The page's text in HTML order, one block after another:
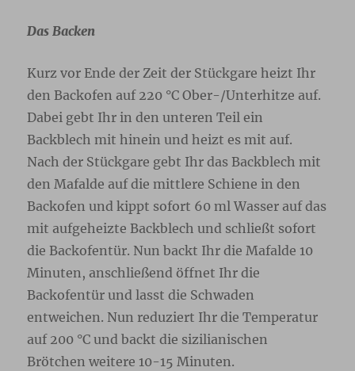
Das Backen
Kurz vor Ende der Zeit der Stückgare heizt Ihr
den Backofen auf 220 °C Ober-/Unterhitze auf.
Dabei gebt Ihr in den unteren Teil ein
Backblech mit hinein und heizt es mit auf.
Nach der Stückgare gebt Ihr das Backblech mit
den Mafalde auf die mittlere Schiene in den
Backofen und kippt sofort 60 ml Wasser auf das
mit aufgeheizte Backblech und schließt sofort
die Backofentür. Nun backt Ihr die Mafalde 10
Minuten, anschließend öffnet Ihr die
Backofentür und lasst die Schwaden
entweichen. Nun reduziert Ihr die Temperatur
auf 200 °C und backt die sizilianischen
Brötchen weitere 10-15 Minuten.